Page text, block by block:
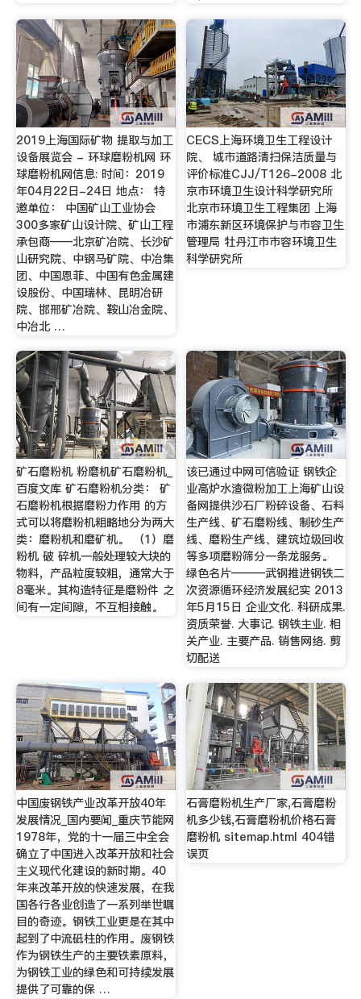
2019上海国际矿物 提取与加工
设备展览会 - 环球磨粉机网 环
球磨粉机网信息: 时间：2019
年04月22日-24日 地点： 特
邀单位： 中国矿山工业协会
300多家矿山设计院、矿山工程
承包商——北京矿冶院、长沙矿
山研究院、中钢马矿院、中冶集
团、中国恩菲、中国有色金属建
设股份、中国瑞林、昆明冶研
院、邯邢矿冶院、鞍山冶金院、
中冶北 …
CECS上海环境卫生工程设计
院、 城市道路清扫保洁质量与
评价标准CJJ/T126-2008 北
京市环境卫生设计科学研究所
北京市环境卫生工程集团 上海
市浦东新区环境保护与市容卫生
管理局 牡丹江市市容环境卫生
科学研究所
矿石磨粉机 粉磨机矿石磨粉机_
百度文库 矿石磨粉机分类： 矿
石磨粉机根据磨粉力作用 的方
式可以将磨粉机粗略地分为两大
类：磨粉机和磨矿机。 （1）磨
粉机 破 碎机一般处理较大块的
物料，产品粒度较粗，通常大于
8毫米。其构造特征是磨粉件 之
间有一定间隙，不互相接触。
该已通过中网可信验证 钢铁企
业高炉水渣微粉加工上海矿山设
备网提供沙石厂粉碎设备、石料
生产线、矿石磨粉线、制砂生产
线、磨粉生产线、建筑垃圾回收
等多项磨粉筛分一条龙服务。
绿色名片———武钢推进钢铁二
次资源循环经济发展纪实 2013
年5月15日 企业文化. 科研成果.
资质荣誉. 大事记. 钢铁主业. 相
关产业. 主要产品. 销售网络. 剪
切配送
中国废钢铁产业改革开放40年
发展情况_国内要闻_重庆节能网
1978年，党的十一届三中全会
确立了中国进入改革开放和社会
主义现代化建设的新时期。40
年来改革开放的快速发展，在我
国各行各业创造了一系列举世瞩
目的奇迹。钢铁工业更是在其中
起到了中流砥柱的作用。废钢铁
作为钢铁生产的主要铁素原料，
为钢铁工业的绿色和可持续发展
提供了可靠的保 …
石膏磨粉机生产厂家,石膏磨粉
机多少钱,石膏磨粉机价格石膏
磨粉机 sitemap.html 404错
误页